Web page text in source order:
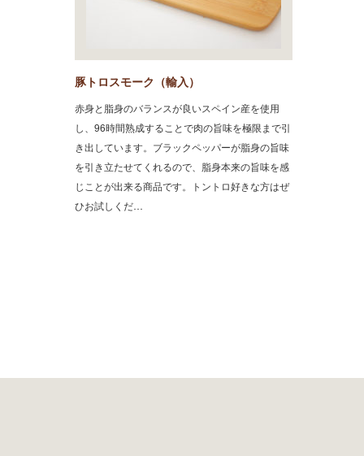
豚トロスモーク（輸入）
赤身と脂身のバランスが良いスペイン産を使用
し、96時間熟成することで肉の旨味を極限まで引
き出しています。ブラックペッパーが脂身の旨味
を引き立たせてくれるので、脂身本来の旨味を感
じことが出来る商品です。トントロ好きな方はぜ
ひお試しくだ…